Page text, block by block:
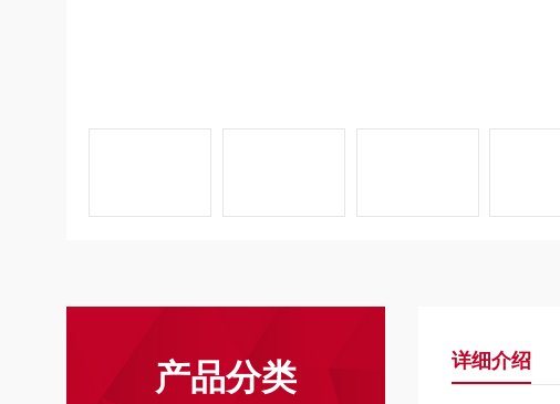
产品分类 详细介绍